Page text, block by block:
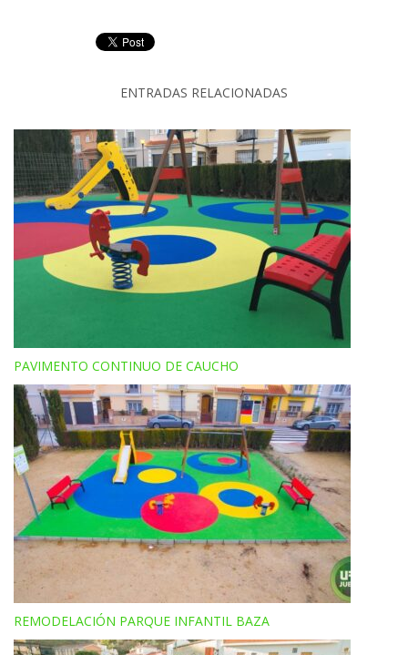
ENTRADAS RELACIONADAS
PAVIMENTO CONTINUO DE CAUCHO
REMODELACIÓN PARQUE INFANTIL BAZA